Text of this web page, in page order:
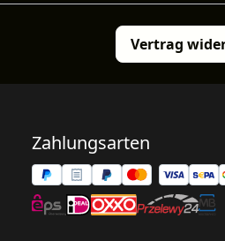
Vertrag
Zahlungsarten